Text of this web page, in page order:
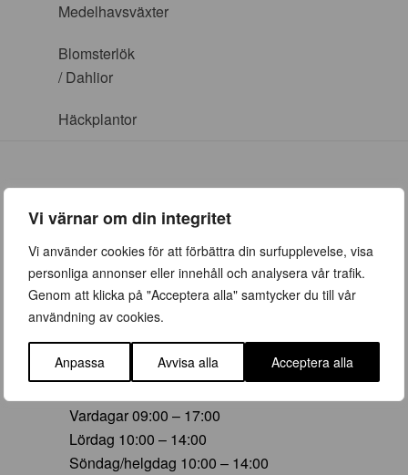
Vi värnar om din integritet
Vi använder cookies för att förbättra din surfupplevelse, visa
personliga annonser eller innehåll och analysera vår trafik.
Genom att klicka på "Acceptera alla" samtycker du till vår
användning av cookies.
Anpassa Avvisa alla Acceptera alla
Medelhavsväxter
Blomsterlök
/ Dahlior
Häckplantor
ÖPPETTIDER
Vår (23 mars – 28 juni)
Vardagar 09:00 – 19:00
Lördag 10:00 – 16:00
Söndag/helgdag 10:00 – 16:00
Vardagar 09:00 – 17:00
Lördag 10:00 – 14:00
Söndag/helgdag 10:00 – 14:00